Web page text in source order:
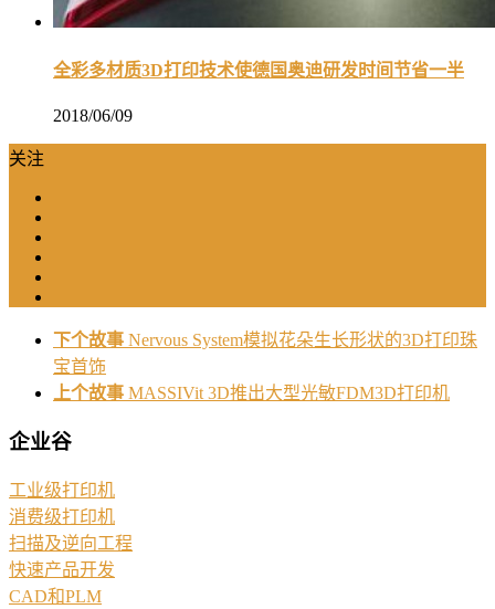
全彩多材质3D打印技术使德国奥迪研发时间节省一半
2018/06/09
关注
下个故事 Nervous System模拟花朵生长形状的3D打印珠
宝首饰
上个故事 MASSIVit 3D推出大型光敏FDM3D打印机
企业谷
工业级打印机
消费级打印机
扫描及逆向工程
快速产品开发
CAD和PLM